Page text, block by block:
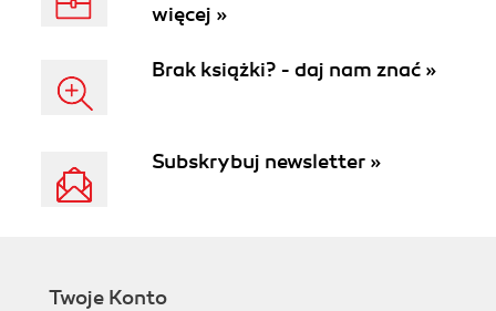
więcej »
Brak książki? - daj nam znać »
Subskrybuj newsletter »
Twoje Konto